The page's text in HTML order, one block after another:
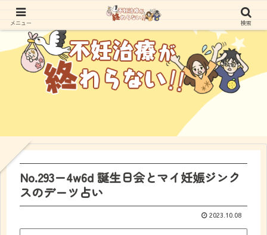
No.293ー4w6d 誕生日会とマイ妊娠ジンク
スのデーツ占い
2023.10.08
メニュー 検索